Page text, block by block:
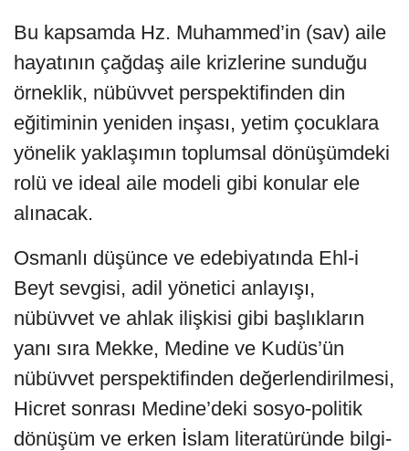
Bu kapsamda Hz. Muhammed’in (sav) aile
hayatının çağdaş aile krizlerine sunduğu
örneklik, nübüvvet perspektifinden din
eğitiminin yeniden inşası, yetim çocuklara
yönelik yaklaşımın toplumsal dönüşümdeki
rolü ve ideal aile modeli gibi konular ele
alınacak.
Osmanlı düşünce ve edebiyatında Ehl-i
Beyt sevgisi, adil yönetici anlayışı,
nübüvvet ve ahlak ilişkisi gibi başlıkların
yanı sıra Mekke, Medine ve Kudüs’ün
nübüvvet perspektifinden değerlendirilmesi,
Hicret sonrası Medine’deki sosyo-politik
dönüşüm ve erken İslam literatüründe bilgi-